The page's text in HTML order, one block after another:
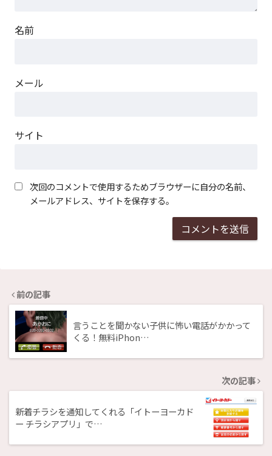
名前
メール
サイト
次回のコメントで使用するためブラウザーに自分の名前、
メールアドレス、サイトを保存する。
前の記事
言うことを聞かない子供に怖い電話がかかって
くる！無料iPhon…
次の記事
新着チラシを通知してくれる「イトーヨーカド
ー チラシアプリ」で…